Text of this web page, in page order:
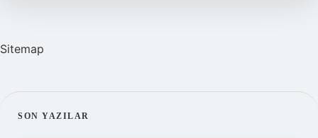
Sitemap
SIDEBAR
SON YAZILAR